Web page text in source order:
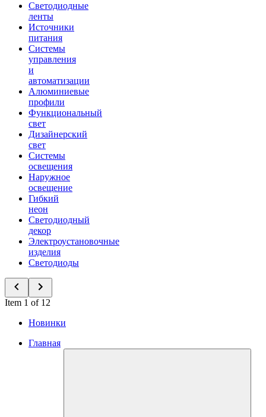
Светодиодные
ленты
Источники
питания
Системы
управления
и
автоматизации
Алюминиевые
профили
Функциональный
свет
Дизайнерский
свет
Системы
освещения
Наружное
освещение
Гибкий
неон
Светодиодный
декор
Электроустановочные
изделия
Светодиоды
Item 1 of 12
Новинки
Главная